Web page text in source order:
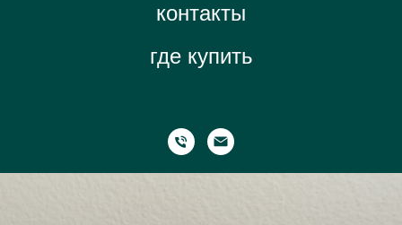
контакты
где купить